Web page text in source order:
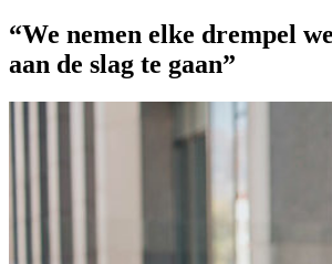
“We nemen elke drempel
aan de slag te gaan”